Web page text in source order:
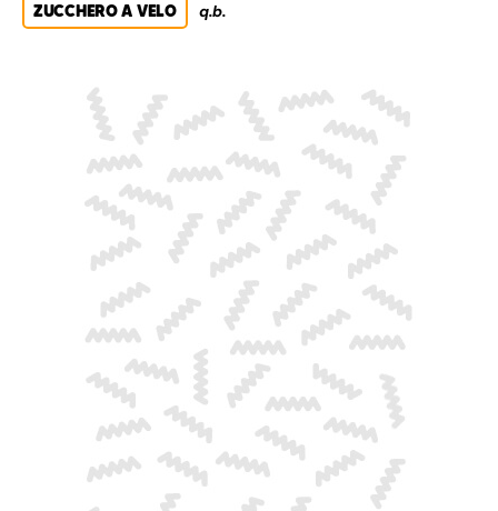
ZUCCHERO A VELO q.b.